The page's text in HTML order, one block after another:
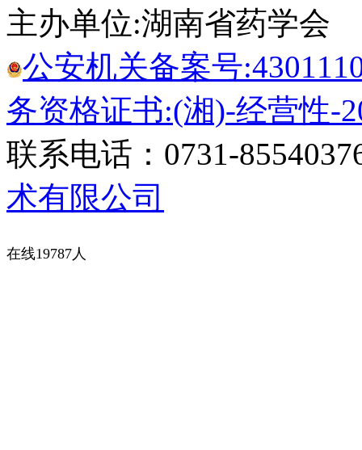
主办单位:湖南省药学会
公安机关备案号
务资格证书:(湘)-经营性-
联系电话：0731-
术有限公司
在线19787人